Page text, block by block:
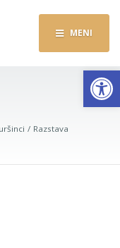
MENI
Razstava